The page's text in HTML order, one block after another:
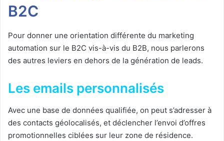
B2C
Pour donner une orientation différente du marketing
automation sur le B2C vis-à-vis du B2B, nous parlerons
des autres leviers en dehors de la génération de leads.
Les emails personnalisés
Avec une base de données qualifiée, on peut s’adresser à
des contacts géolocalisés, et déclencher l’envoi d’offres
promotionnelles ciblées sur leur zone de résidence.